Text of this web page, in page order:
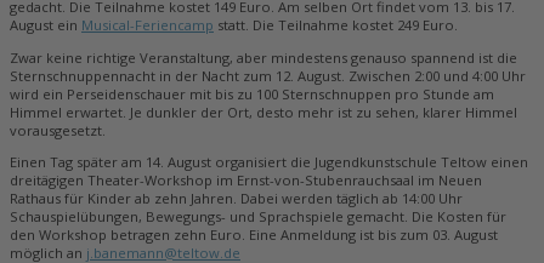
gedacht. Die Teilnahme kostet 149 Euro. Am selben Ort findet vom 13. bis 17.
August ein Musical-Feriencamp statt. Die Teilnahme kostet 249 Euro.
Zwar keine richtige Veranstaltung, aber mindestens genauso spannend ist die
Sternschnuppennacht in der Nacht zum 12. August. Zwischen 2:00 und 4:00 Uhr
wird ein Perseidenschauer mit bis zu 100 Sternschnuppen pro Stunde am
Himmel erwartet. Je dunkler der Ort, desto mehr ist zu sehen, klarer Himmel
vorausgesetzt.
Einen Tag später am 14. August organisiert die Jugendkunstschule Teltow einen
dreitägigen Theater-Workshop im Ernst-von-Stubenrauchsaal im Neuen
Rathaus für Kinder ab zehn Jahren. Dabei werden täglich ab 14:00 Uhr
Schauspielübungen, Bewegungs- und Sprachspiele gemacht. Die Kosten für
den Workshop betragen zehn Euro. Eine Anmeldung ist bis zum 03. August
möglich an j.banemann@teltow.de